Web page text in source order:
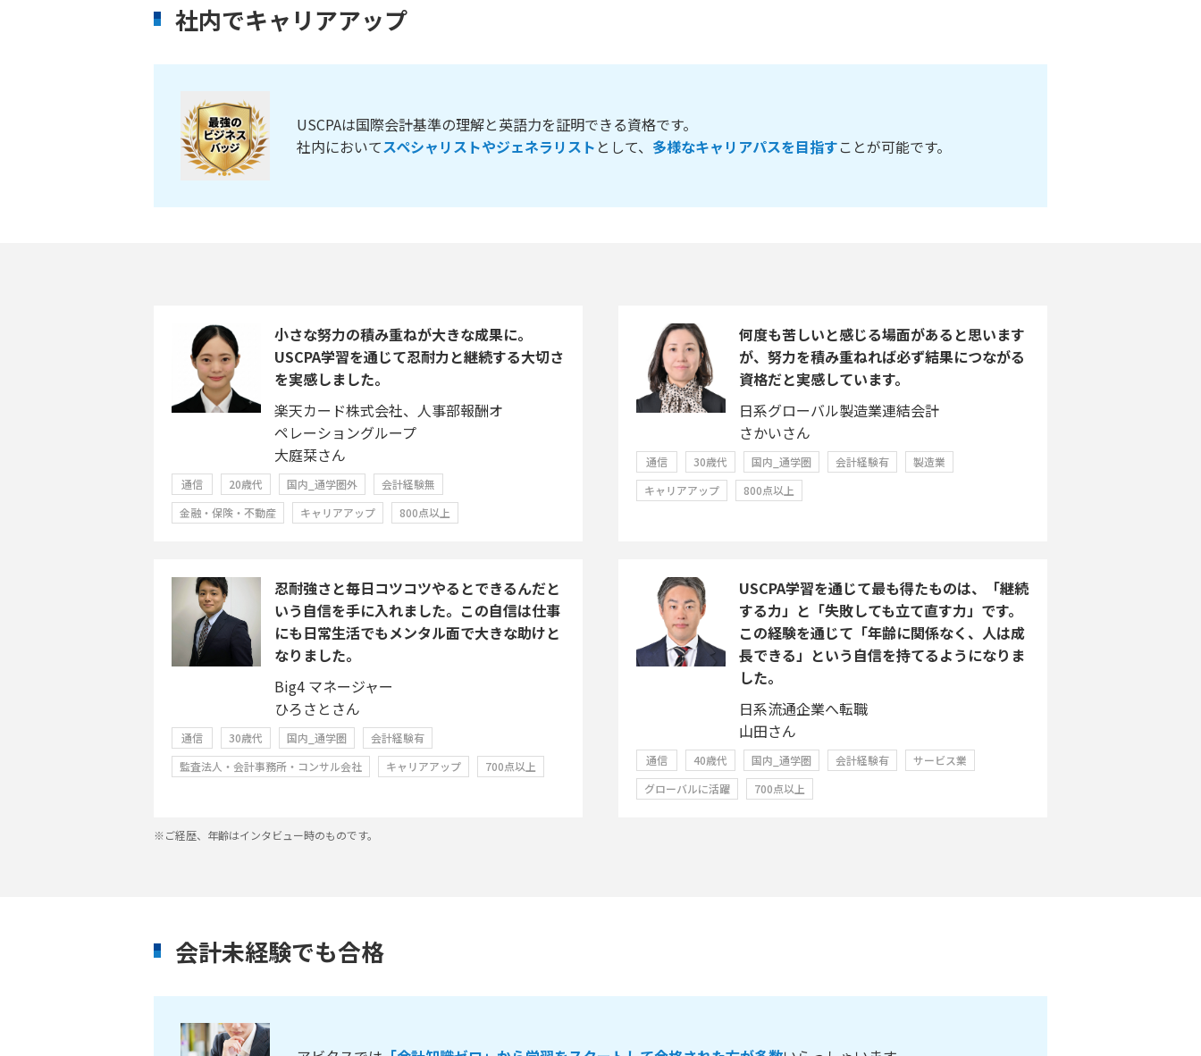
社内でキャリアアップ
USCPAは国際会計基準の理解と英語力を証明できる資格です。
社内においてスペシャリストやジェネラリスト として、 多様なキャリアパスを目指すことが可能です。
小さな努力の積み重ねが大きな成果に。
USCPA学習を通じて忍耐力と継続する大切さ
を実感しました。
楽天カード株式会社、人事部報酬オ
ペレーショングループ
大庭栞さん
通信 20歳代 国内_通学圏外
会計経験無
金融・保険・不動産
キャリアアップ 800点以上
何度も苦しいと感じる場面があると思います
が、努力を積み重ねれば必ず結果につながる
資格だと実感しています。
日系グローバル製造業連結会計
さかいさん
通信 30歳代 国内_通学圏 会計経験有
製造業
キャリアアップ
800点以上
忍耐強さと毎日コツコツやるとできるんだと
いう自信を手に入れました。この自信は仕事
にも日常生活でもメンタル面で大きな助けと
なりました。
Big4 マネージャー
ひろさとさん
通信 30歳代 国内_通学圏
会計経験有
監査法人・会計事務所・コンサル会社
キャリアアップ 700点以上
USCPA学習を通じて最も得たものは、「継続
する力」と「失敗しても立て直す力」です。
この経験を通じて「年齢に関係なく、人は成
長できる」という自信を持てるようになりま
した。
日系流通企業へ転職
山田さん
通信 40歳代 国内_通学圏 会計経験有
サービス業
グローバルに活躍
700点以上
※ご経歴、年齢はインタビュー時のものです。
会計未経験でも合格